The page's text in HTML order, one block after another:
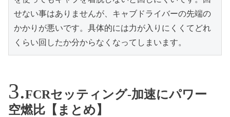
せない事はありませんが、キャブドライバーの先端の
かかりが悪いです。具体的には力が入りにくくてどれ
くらい回したか分からなくなってしまいます。
FCRセッティング-加速にパワー
空燃比【まとめ】